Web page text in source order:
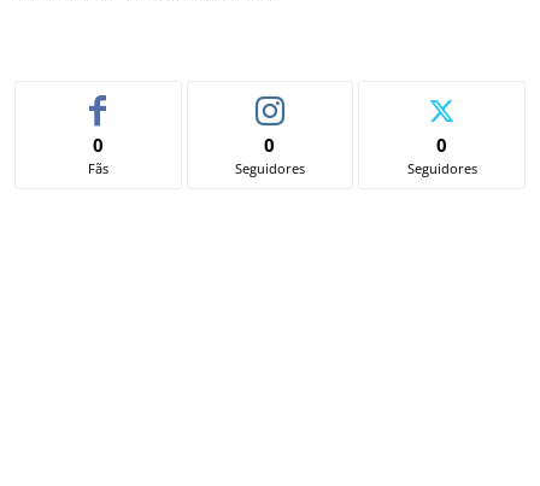
0
Fãs
0
Seguidores
0
Seguidores